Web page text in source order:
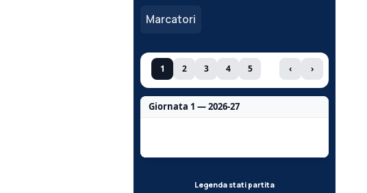
Marcatori
1 2 3 4 5 ‹ ›
Giornata 1 — 2026-27
Legenda stati partita